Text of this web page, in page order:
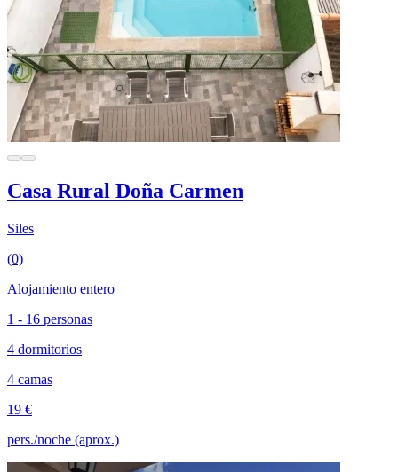
Casa Rural Doña Carmen
Siles
(0)
Alojamiento entero
1 - 16 personas
4 dormitorios
4 camas
19 €
pers./noche (aprox.)